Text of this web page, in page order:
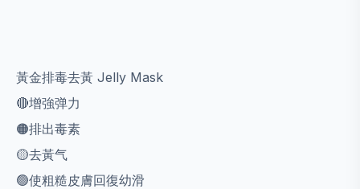
黃金排毒去黃 Jelly Mask
🔴增強弹力
🟠排出毒素
🟡去黃气
🟢使粗糙皮膚回復幼滑